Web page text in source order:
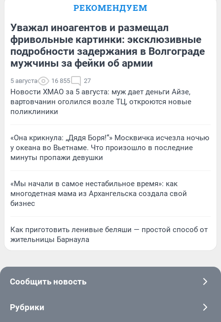
РЕКОМЕНДУЕМ
Уважал иноагентов и размещал
фривольные картинки: эксклюзивные
подробности задержания в Волгограде
мужчины за фейки об армии
5 августа 16 855 27
Новости ХМАО за 5 августа: муж дает деньги Айзе,
вартовчанин оголился возле ТЦ, откроются новые
поликлиники
«Она крикнула: „Дядя Боря!“» Москвичка исчезла ночью
у океана во Вьетнаме. Что произошло в последние
минуты пропажи девушки
«Мы начали в самое нестабильное время»: как
многодетная мама из Архангельска создала свой
бизнес
Как приготовить ленивые беляши — простой способ от
жительницы Барнаула
Сообщить новость
Рубрики